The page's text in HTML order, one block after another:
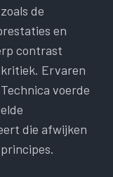
de
en
contrast
kritiek. Ervaren
voerde
die afwijken